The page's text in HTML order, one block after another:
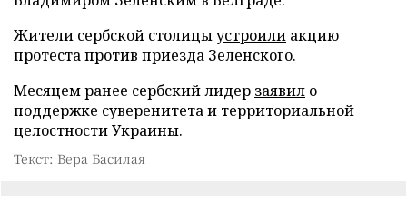
Жители сербской столицыустроили акцию
протеста против приезда Зеленского.
Месяцем ранее сербский лидер заявил о
поддержке суверенитета и территориальной
целостности Украины.
Текст: Вера Басилая